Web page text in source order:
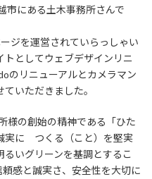
市にある土木事務所さんで
ジを運営されていらっしゃい
トとしてウェブデザインリニ
のリニューアルとカメラマン
いただきました。
様の創始の精神である「ひた
実に つくる（こと）を堅実
いグリーンを基調とするこ
感と誠実さ、安全性を大切に